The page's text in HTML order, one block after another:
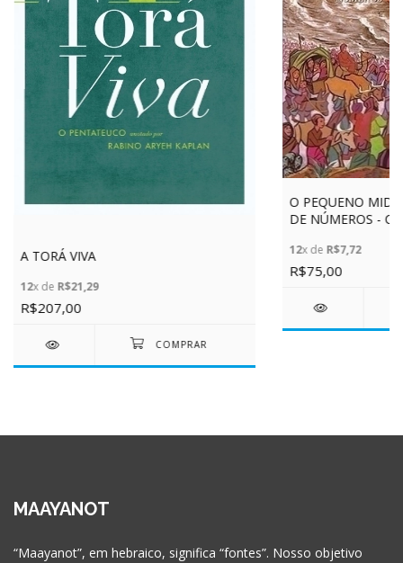
A TORÁ VIVA
12x de R$21,29
R$207,00
O PEQUENO
DE NÚMEROS -
12x de R$7,72
R$75,00
MAAYANOT
“Maayanot”, em hebraico, significa “fontes”. Nosso objetivo